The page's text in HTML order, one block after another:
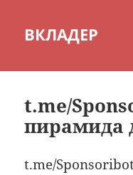
ВКЛАДЕР
t.me/
пирамида
t.me/